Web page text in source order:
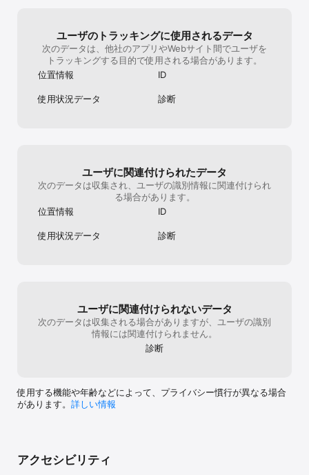
ユーザのトラッキングに使用されるデータ
次のデータは、他社のアプリやWebサイト間でユーザを
トラッキングする目的で使用される場合があります。
位置情報
ID
使用状況データ 診断
ユーザに関連付けられたデータ
次のデータは収集され、ユーザの識別情報に関連付けられ
る場合があります。
位置情報
ID
使用状況データ 診断
ユーザに関連付けられないデータ
次のデータは収集される場合がありますが、ユーザの識別
情報には関連付けられません。
診断
使用する機能や年齢などによって、プライバシー慣行が異なる場合
があります。 詳しい情報
アクセシビリティ